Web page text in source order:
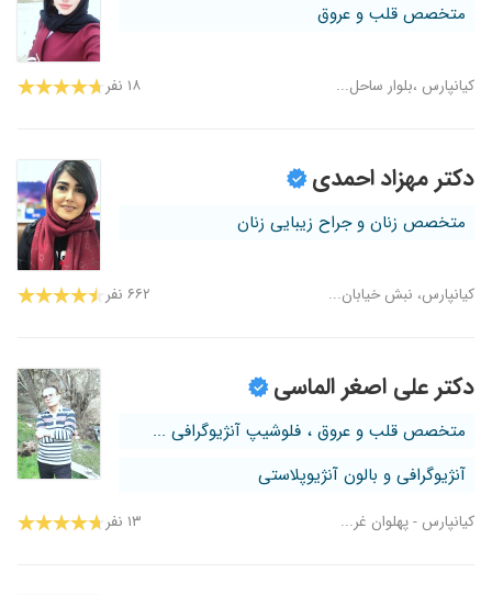
متخصص قلب و عروق
کیانپارس ،بلوار ساحل... ۱۸ نفر
دکتر مهزاد احمدی
متخصص زنان و جراح زیبایی زنان
کیانپارس، نبش خیابان... ۶۶۲ نفر
دکتر علی اصغر الماسی
متخصص قلب و عروق ، فلوشیپ آنژیوگرافی ...
آنژیوگرافی و بالون آنژیوپلاستی
کیانپارس - پهلوان غر... ۱۳ نفر